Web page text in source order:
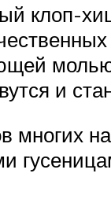
клоп-
и
многих